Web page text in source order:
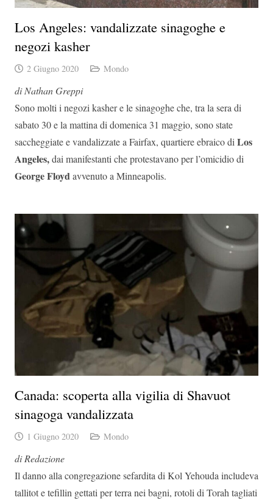
Los Angeles: vandalizzate sinagoghe e
negozi kasher
2 Giugno 2020 Mondo
di Nathan Greppi
Sono molti i negozi kasher e le sinagoghe che, tra la sera di
sabato 30 e la mattina di domenica 31 maggio, sono state
saccheggiate e vandalizzate a Fairfax, quartiere ebraico di Los
Angeles,dai manifestanti che protestavano per l’omicidio di
George Floydavvenuto a Minneapolis.
Canada: scoperta alla vigilia di Shavuot
sinagoga vandalizzata
1 Giugno 2020 Mondo
di Redazione
Il danno alla congregazione sefardita di Kol Yehouda includeva
tallitot e tefillin gettati per terra nei bagni, rotoli di Torah tagliati